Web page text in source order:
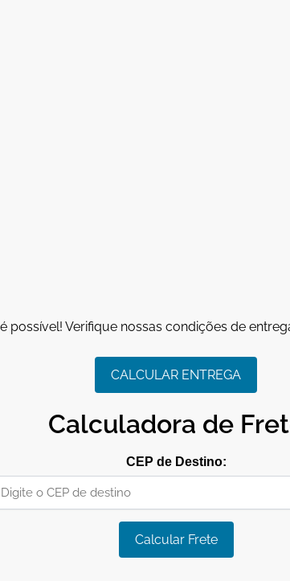
possível! Verifique nossas condições de
CALCULAR ENTREGA
Calculadora de
CEP de Destino:
Calcular Frete